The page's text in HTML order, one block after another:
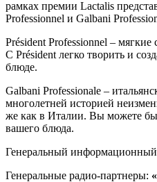
рамках премии Lactalis
Professionnel и Galbani
Président Professionnel –
С Président легко творить и
блюде.
Galbani Professionale –
многолетней историей
же как в Италии. Вы можете
вашего блюда.
Генеральный информационный
Генеральные радио-партнеры: